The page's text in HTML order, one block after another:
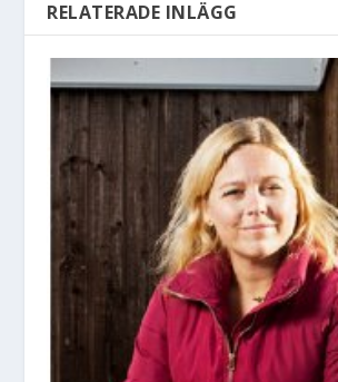
RELATERADE INLÄGG